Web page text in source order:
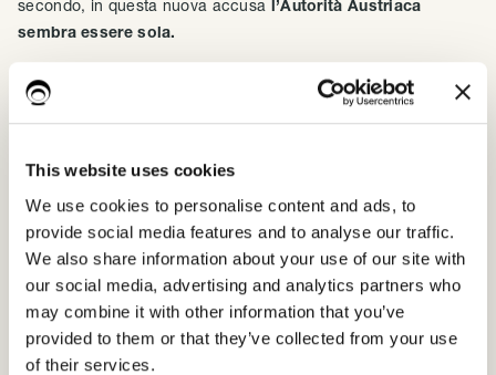
This website uses cookies
We use cookies to personalise content and ads, to
provide social media features and to analyse our traffic.
We also share information about your use of our site with
our social media, advertising and analytics partners who
may combine it with other information that you’ve
provided to them or that they’ve collected from your use
of their services.
secondo, in questa nuova accusa
l’Autorità Austriaca
sembra essere sola.
Secondo il Garante Austriaco il GDPR non
“Si tratta di un goffo tentativo di ammorbidire la chiara
giurisprudenza della CGUE.Gli articoli pertinenti sui
trasferimenti di dati non utilizzano la parola "rischio" una
sola volta"ha ammonito Marco Blocher, avvocato per la
protezione dei dati presso noyb.
La risposta di Google non si è lasciata attendere ed è basata
sulla
possibilità di attivare l’anonimizzazione dell'IP